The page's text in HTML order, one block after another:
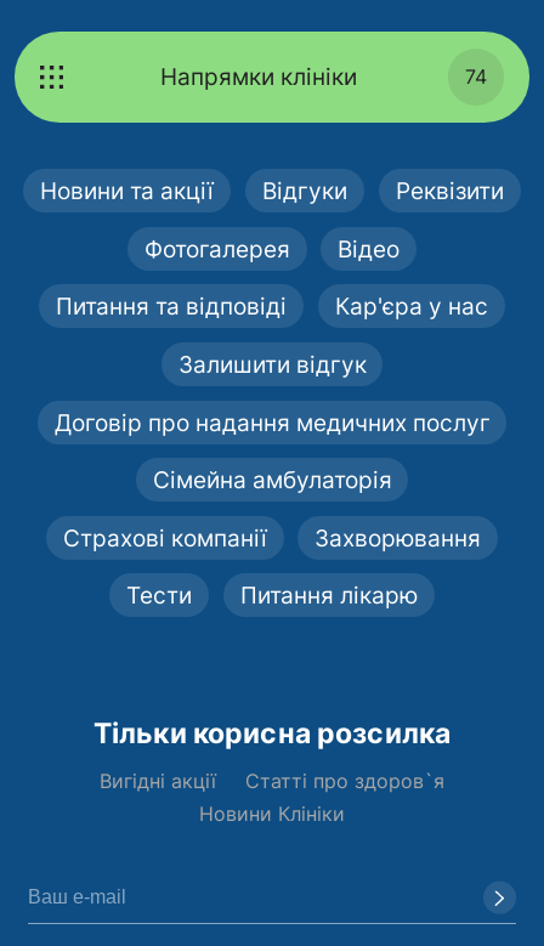
Напрямки клініки 74
Новини та акції Відгуки Реквізити
Фотогалерея Відео
Питання та відповіді Кар'єра у нас
Залишити відгук
Договір про надання медичних послуг
Сімейна амбулаторія
Страхові компанії Захворювання
Тести Питання лікарю
Тільки корисна розсилка
Вигідні акції
Статті про здоров`я
Новини Клініки